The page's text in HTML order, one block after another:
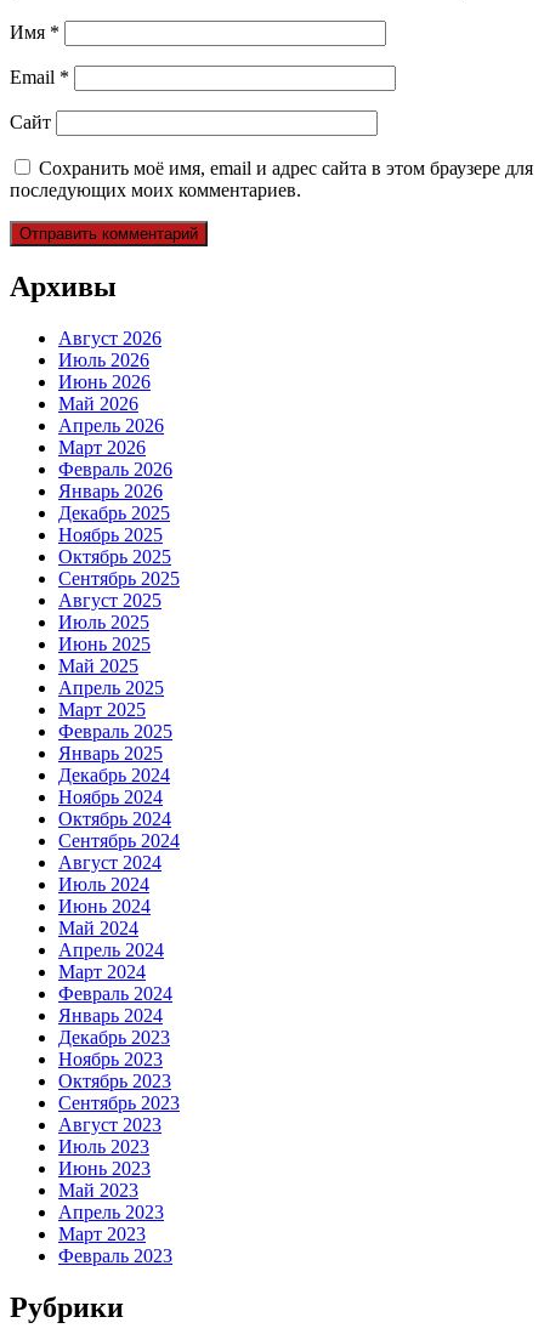
Имя *
Email *
Сайт
Сохранить моё имя, email и адрес сайта в этом браузере для
последующих моих комментариев.
Архивы
Август 2026
Июль 2026
Июнь 2026
Май 2026
Апрель 2026
Март 2026
Февраль 2026
Январь 2026
Декабрь 2025
Ноябрь 2025
Октябрь 2025
Сентябрь 2025
Август 2025
Июль 2025
Июнь 2025
Май 2025
Апрель 2025
Март 2025
Февраль 2025
Январь 2025
Декабрь 2024
Ноябрь 2024
Октябрь 2024
Сентябрь 2024
Август 2024
Июль 2024
Июнь 2024
Май 2024
Апрель 2024
Март 2024
Февраль 2024
Январь 2024
Декабрь 2023
Ноябрь 2023
Октябрь 2023
Сентябрь 2023
Август 2023
Июль 2023
Июнь 2023
Май 2023
Апрель 2023
Март 2023
Февраль 2023
Рубрики